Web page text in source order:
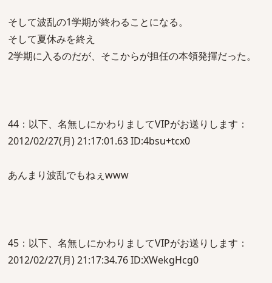
そして波乱の1学期が終わることになる。
そして夏休みを終え
2学期に入るのだが、そこからが担任の本領発揮だった。
44：以下、名無しにかわりましてVIPがお送りします：
2012/02/27(月) 21:17:01.63 ID:4bsu+tcx0
あんまり波乱でもねぇwww
45：以下、名無しにかわりましてVIPがお送りします：
2012/02/27(月) 21:17:34.76 ID:XWekgHcg0